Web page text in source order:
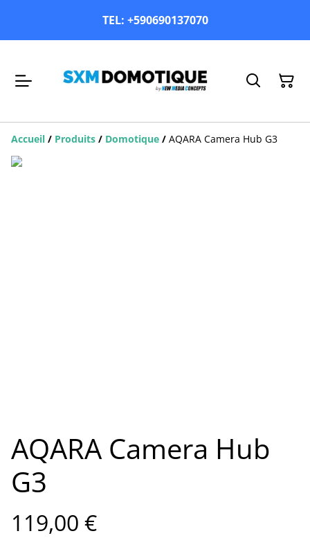
TEL: +590690137070
Accueil / Produits / Domotique / AQARA Camera Hub G3
AQARA Camera Hub
G3
119,00 €